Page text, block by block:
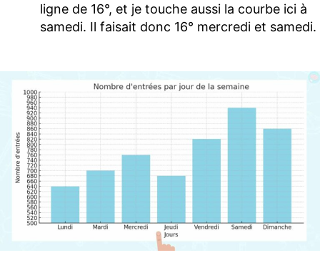
ligne de 16°, et je touche aussi la courbe ici à
samedi. Il faisait donc 16° mercredi et samedi.